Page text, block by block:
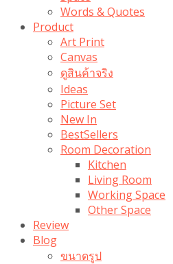
Words & Quotes
Product
Art Print
Canvas
ดูสินค้าจริง
Ideas
Picture Set
New In
BestSellers
Room Decoration
Kitchen
Living Room
Working Space
Other Space
Review
Blog
ขนาดรูป